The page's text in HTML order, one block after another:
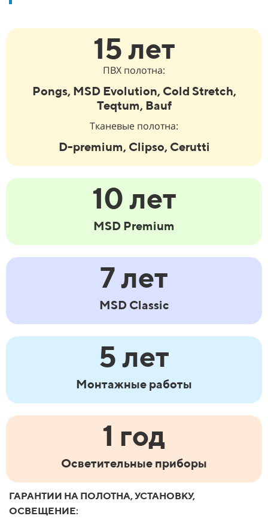
15 лет
ПВХ полотна:
Pongs, MSD Evolution, Cold Stretch,
Teqtum, Bauf
Тканевые полотна:
D-premium, Clipso, Cerutti
10 лет
MSD Premium
7 лет
MSD Classic
5 лет
Монтажные работы
1 год
Осветительные приборы
ГАРАНТИИ НА ПОЛОТНА, УСТАНОВКУ,
ОСВЕЩЕНИЕ: